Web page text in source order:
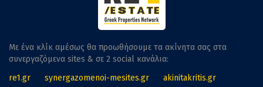
Με ένα κλίκ αμέσως θα προωθήσουμε τα ακίνητα σας στα
συνεργαζόμενα sites & σε 2 social κανάλια:
re1.gr
synergazomenoi-mesites.gr akinitakritis.gr